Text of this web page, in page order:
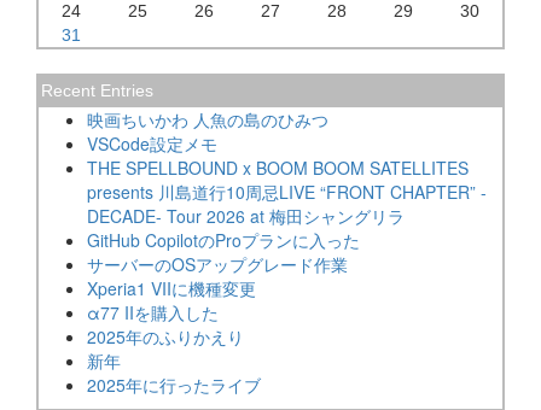
24
25 26 27 28 29
30
31
Recent Entries
映画ちいかわ 人魚の島のひみつ
VSCode設定メモ
THE SPELLBOUND x BOOM BOOM SATELLITES
presents 川島道行10周忌LIVE “FRONT CHAPTER” -
DECADE- Tour 2026 at 梅田シャングリラ
GitHub CopilotのProプランに入った
サーバーのOSアップグレード作業
Xperia1 VIIに機種変更
α77 IIを購入した
2025年のふりかえり
新年
2025年に行ったライブ